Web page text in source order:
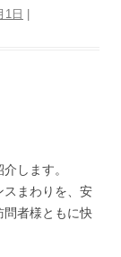
1日
します。
スまわりを、安
問者様ともに快